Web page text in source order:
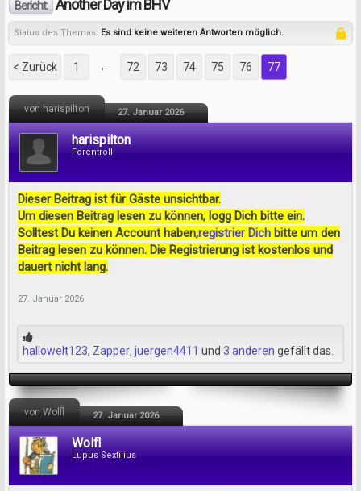
Bericht: Another Day im BHV
Status des Themas: Es sind keine weiteren Antworten möglich.
< Zurück 1 ← 72 73 74 75 76 77
von harispilton 27. Januar 2026
harispilton
Forentroll
Dieser Beitrag ist für Gäste unsichtbar.
Um diesen Beitrag lesen zu können, logg Dich bitte ein.
Solltest Du keinen Account haben,registrier Dich bitte um den
Beitrag lesen zu können. Die Registrierung ist kostenlos und
dauert nicht lang.
27. Januar 2026
hallowelt123, Zapper, juergen4411 und 3 anderen gefällt das.
von Wolfl 27. Januar 2026
Wolfl
Lupus Sextilius